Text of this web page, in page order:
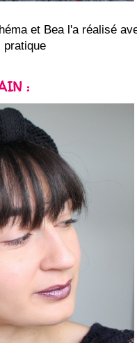
et Bea l'a réalisé
pratique
: